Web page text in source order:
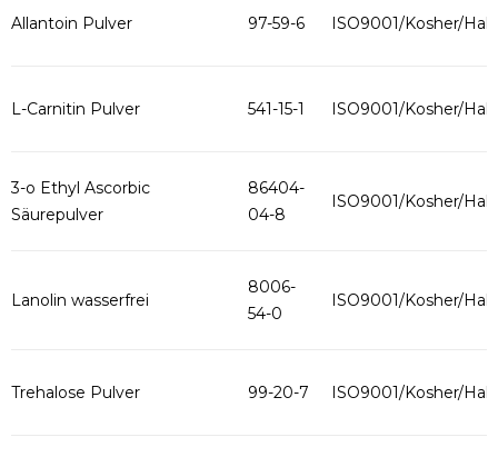
Allantoin Pulver 97-59-6 ISO9001/Kosher/
L-Carnitin Pulver 541-15-1 ISO9001/Kosher/
3-o Ethyl Ascorbic
Säurepulver
86404-
04-8
ISO9001/Kosher/
Lanolin wasserfrei
8006-
54-0
ISO9001/Kosher/
Trehalose Pulver 99-20-7 ISO9001/Kosher/